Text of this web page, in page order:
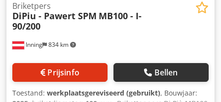
Inning 834 km
Briketpers
DiPiu - Pawert SPM MB100 - I-
90/200
Prijsinfo Bellen
Toestand: werkplaatsgereviseerd (gebruikt), Bouwjaar: